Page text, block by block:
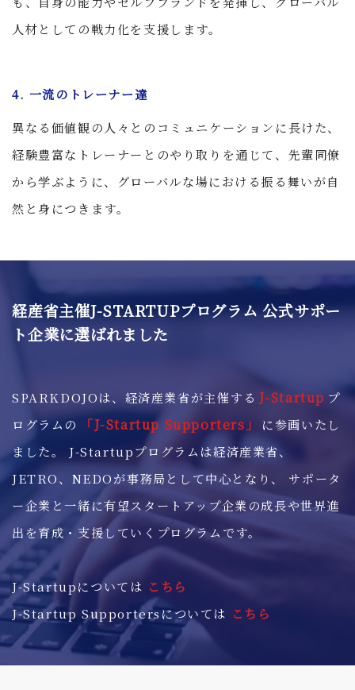
人材としての戦力化を支援します。
4. 一流のトレーナー達
異なる価値観の人々とのコミュニケーションに長けた、
経験豊富なトレーナーとのやり取りを通じて、先輩同僚
から学ぶように、グローバルな場における振る舞いが自
然と身につきます。
経産省主催J-STARTUPプログラム 公式サポー
ト企業に選ばれました
SPARKDOJOは、経済産業省が主催する J-Startup プ
ログラムの
「J-Startup Supporters」
に参画いたし
ました。 J-Startupプログラムは経済産業省、
JETRO、NEDOが事務局として中心となり、 サポータ
ー企業と一緒に有望スタートアップ企業の成長や世界進
出を育成・支援していくプログラムです。
J-Startupについては こちら
J-Startup Supportersについては こちら